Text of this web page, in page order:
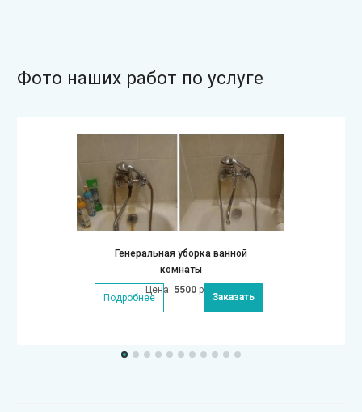
Фото наших работ по услуге
Генеральная уборка ванной
комнаты
Цена: 5500 руб.
Подробнее Заказать